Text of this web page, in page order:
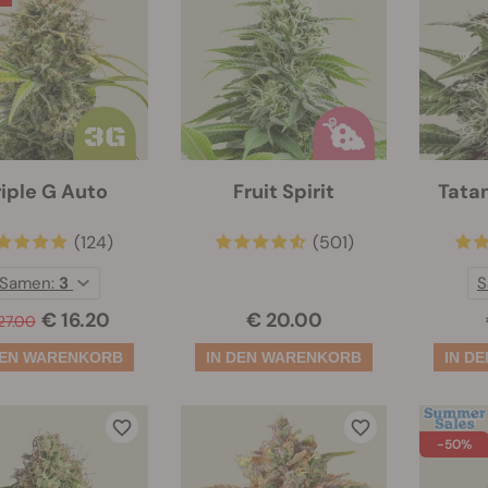
G Auto
(124)
€ 16.20
Samen: 3
Fruit Spirit
(501)
€ 20.00
-50%